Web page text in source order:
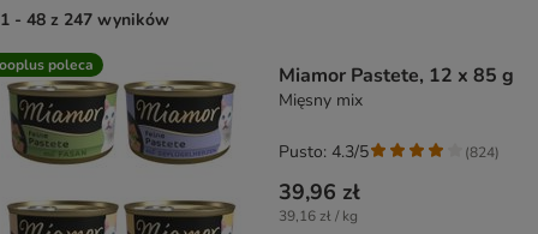
1 - 48 z 247 wyników
product items have been changed
poleca Miamor Pastete, 12 x 85 g
Mięsny mix
39,96 zł
39,16 zł / kg
Pusto: 4.3/5 (824)